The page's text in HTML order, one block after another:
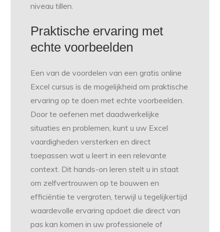
niveau tillen.
Praktische ervaring met
echte voorbeelden
Een van de voordelen van een gratis online
Excel cursus is de mogelijkheid om praktische
ervaring op te doen met echte voorbeelden.
Door te oefenen met daadwerkelijke
situaties en problemen, kunt u uw Excel
vaardigheden versterken en direct
toepassen wat u leert in een relevante
context. Dit hands-on leren stelt u in staat
om zelfvertrouwen op te bouwen en
efficiëntie te vergroten, terwijl u tegelijkertijd
waardevolle ervaring opdoet die direct van
pas kan komen in uw professionele of